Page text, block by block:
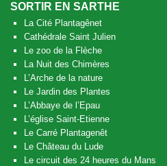
SORTIR EN SARTHE
La Cité Plantagênet
Cathédrale Saint Julien
Le zoo de la Flèche
La Nuit des Chimères
L’Arche de la nature
Le Jardin des Plantes
L’Abbaye de l’Epau
L’église Saint-Etienne
Le Carré Plantagenêt
Le Château du Lude
Le circuit des 24 heures du Mans